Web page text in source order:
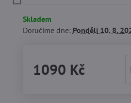
Skladem
Doručíme dne: Pondělí10. 8.
1090 Kč